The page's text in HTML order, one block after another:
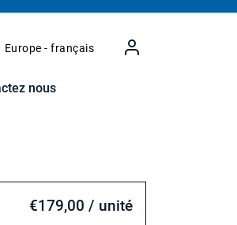
Europe - français
nous
€179,00 / unité